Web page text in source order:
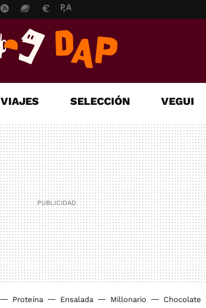
VIAJES SELECCIÓN VEGUI
Proteína Ensalada Millonario Chocolate